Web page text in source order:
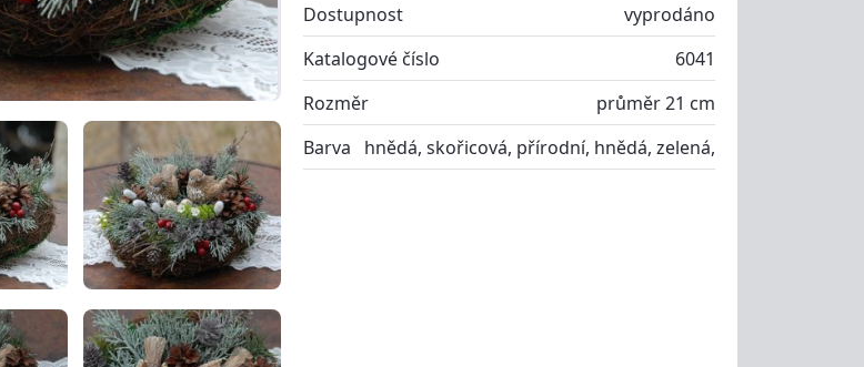
Dostupnost
vyprodáno
Katalogové číslo
6041
Rozměr
průměr 21 cm
Barva
hnědá, skořicová, přírodní, hnědá, zelená,